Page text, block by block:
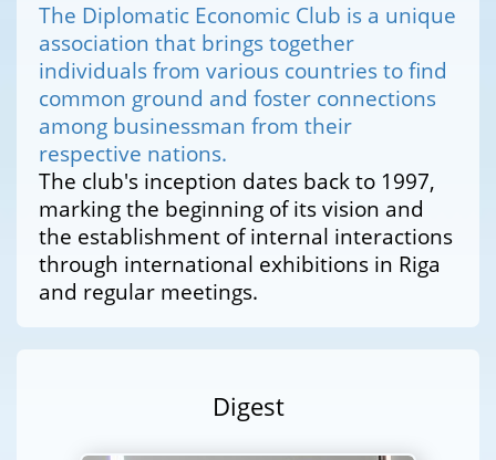
The Diplomatic Economic Club is a unique
association that brings together
individuals from various countries to find
common ground and foster connections
among businessman from their
respective nations.
The club's inception dates back to 1997,
marking the beginning of its vision and
the establishment of internal interactions
through international exhibitions in Riga
and regular meetings.
Digest